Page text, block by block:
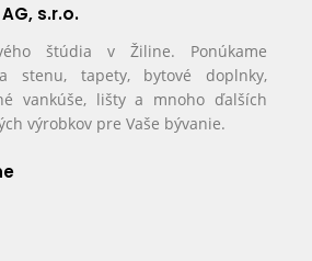
s.r.o.
štúdia v Žiline. Ponúkame
stenu, tapety, bytové doplnky,
vankúše, lišty a mnoho ďalších
výrobkov pre Vaše bývanie.